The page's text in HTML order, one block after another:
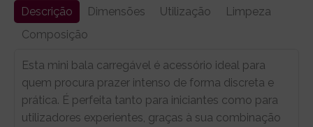
Descrição Dimensões Utilização
Limpeza
Composição
Esta mini bala carregável é acessório ideal para
quem procura prazer intenso de forma discreta e
prática. É perfeita tanto para iniciantes como para
utilizadores experientes, graças à sua combinação